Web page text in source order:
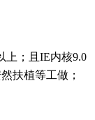
上；且IE内核9.0
扶植等工做；